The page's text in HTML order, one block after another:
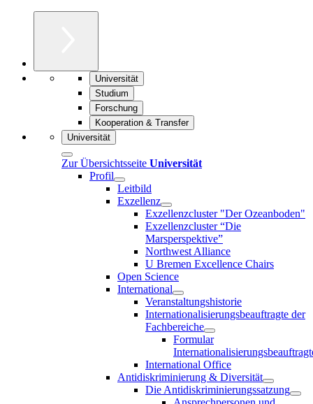
Universität
Studium
Forschung
Kooperation & Transfer
Universität
Zur Übersichtsseite Universität
Profil
Leitbild
Exzellenz
Exzellenzcluster "Der Ozeanboden"
Exzellenzcluster “Die
Marsperspektive”
Northwest Alliance
U Bremen Excellence Chairs
Open Science
International
Veranstaltungshistorie
Internationalisierungsbeauftragte der
Fachbereiche
Formular
International Office
Antidiskriminierung & Diversität
Die Antidiskriminierungssatzung